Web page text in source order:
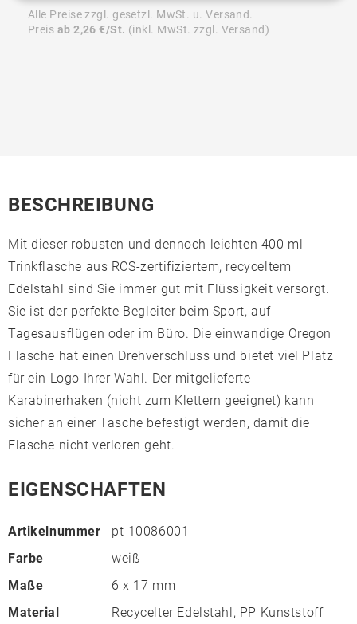
Alle Preise zzgl. gesetzl. MwSt. u. Versand.
Preis ab 2,26 €/St. (inkl. MwSt. zzgl. Versand)
BESCHREIBUNG
Mit dieser robusten und dennoch leichten 400 ml
Trinkflasche aus RCS-zertifiziertem, recyceltem
Edelstahl sind Sie immer gut mit Flüssigkeit versorgt.
Sie ist der perfekte Begleiter beim Sport, auf
Tagesausflügen oder im Büro. Die einwandige Oregon
Flasche hat einen Drehverschluss und bietet viel Platz
für ein Logo Ihrer Wahl. Der mitgelieferte
Karabinerhaken (nicht zum Klettern geeignet) kann
sicher an einer Tasche befestigt werden, damit die
Flasche nicht verloren geht.
EIGENSCHAFTEN
Artikelnummer
pt-10086001
Farbe
weiß
Maße
6 x 17 mm
Material
Recycelter Edelstahl, PP Kunststoff